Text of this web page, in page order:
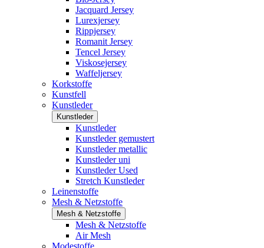
Jacquard Jersey
Lurexjersey
Rippjersey
Romanit Jersey
Tencel Jersey
Viskosejersey
Waffeljersey
Korkstoffe
Kunstfell
Kunstleder
Kunstleder
Kunstleder
Kunstleder gemustert
Kunstleder metallic
Kunstleder uni
Kunstleder Used
Stretch Kunstleder
Leinenstoffe
Mesh & Netzstoffe
Mesh & Netzstoffe
Mesh & Netzstoffe
Air Mesh
Modestoffe